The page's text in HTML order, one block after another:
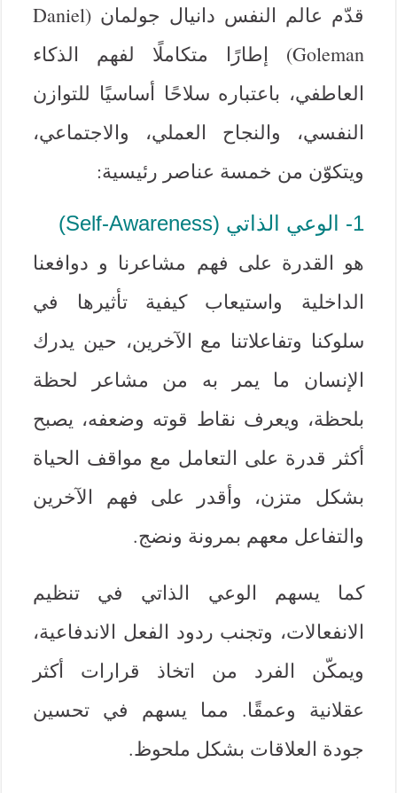
قدّم عالم النفس دانيال جولمان (Daniel
Goleman) إطارًا متكاملًا لفهم الذكاء
العاطفي، باعتباره سلاحًا أساسيًا للتوازن
النفسي، والنجاح العملي، والاجتماعي،
ويتكوّن من خمسة عناصر رئيسية:
1- الوعي الذاتي (Self-Awareness)
هو القدرة على فهم مشاعرنا و دوافعنا
الداخلية واستيعاب كيفية تأثيرها في
سلوكنا وتفاعلاتنا مع الآخرين، حين يدرك
الإنسان ما يمر به من مشاعر لحظة
بلحظة، ويعرف نقاط قوته وضعفه، يصبح
أكثر قدرة على التعامل مع مواقف الحياة
بشكل متزن، وأقدر على فهم الآخرين
والتفاعل معهم بمرونة ونضج.
كما يسهم الوعي الذاتي في تنظيم
الانفعالات، وتجنب ردود الفعل الاندفاعية،
ويمكّن الفرد من اتخاذ قرارات أكثر
عقلانية وعمقًا. مما يسهم في تحسين
جودة العلاقات بشكل ملحوظ.